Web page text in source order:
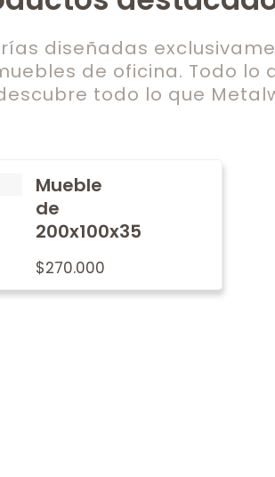
diseñadas
de oficina. Todo lo
todo lo que
Mueble
de
200x100x35
$270.000